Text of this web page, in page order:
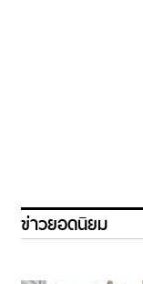
ข่าวยอดนิยม